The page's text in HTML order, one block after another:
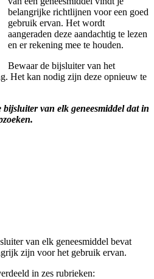
belangrijke richtlijnen voor een goed
gebruik ervan. Het wordt
aangeraden deze aandachtig te lezen
en er rekening mee te houden.
Bewaar de bijsluiter van het
Het kan nodig zijn deze opnieuw te
van elk geneesmiddel dat in
van elk geneesmiddel bevat
zijn voor het gebruik ervan.
in zes rubrieken: